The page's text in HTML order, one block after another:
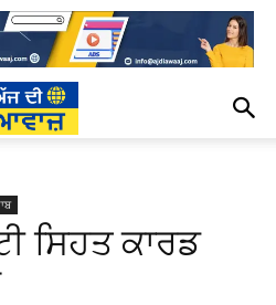
ਸਿਹਤ ਕਾਰਡ